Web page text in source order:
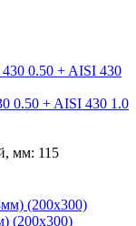
0.50 + AISI 430 1.0
мм: 115
(200х300)